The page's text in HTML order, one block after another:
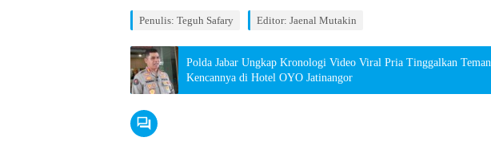
Penulis: Teguh Safary Editor: Jaenal Mutakin
Polda Jabar Ungkap Kronologi Video Viral Pria Tinggalkan Teman
Kencannya di Hotel OYO Jatinangor